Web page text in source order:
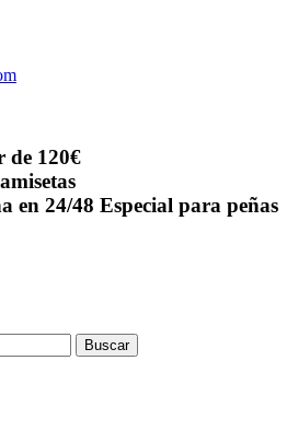
de 120€
en 24/48 Especial para peñas
Buscar